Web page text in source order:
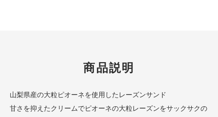
商品説明
山梨県産の大粒ピオーネを使用したレーズンサンド
甘さを抑えたクリームでピオーネの大粒レーズンをサックサクの